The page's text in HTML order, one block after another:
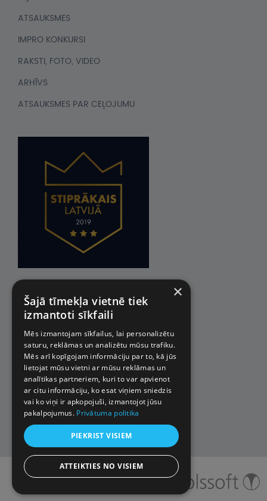
ATSAUKSMES
IMPRO KONKURSI
RAKSTI, FOTO, VIDEO
ARHĪVS
ATSAUKSMES PAR CEĻOJUMU
© 2026 Impro ceļojumi. Visas
tiesības aizsargātas.
×
Šajā tīmekļa vietnē tiek
izmantoti sīkfaili
Mēs izmantojam sīkfailus, lai personalizētu
saturu, reklāmas un analizētu mūsu trafiku.
Mēs arī kopīgojam informāciju par to, kā jūs
lietojat mūsu vietni ar mūsu reklāmas un
analītikas partneriem, kuri to var apvienot
ar citu informāciju, ko esat viņiem sniedzis
vai ko viņi ir apkopojuši, izmantojot jūsu
pakalpojumus. Privātuma politika
PIEKRIST VISIEM
ATTEIKTIES NO VISIEM